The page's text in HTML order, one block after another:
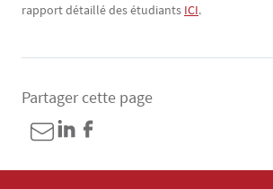
rapport détaillé des étudiants ICI.
Partager cette page